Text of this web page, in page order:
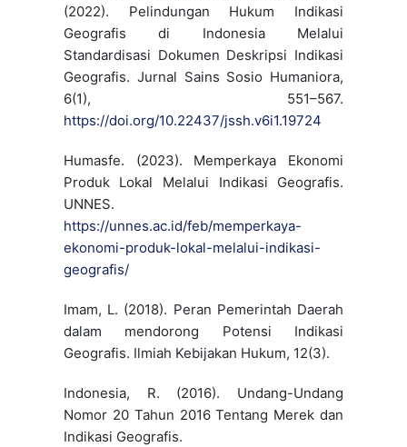
(2022). Pelindungan Hukum Indikasi
Geografis di Indonesia Melalui
Standardisasi Dokumen Deskripsi Indikasi
Geografis. Jurnal Sains Sosio Humaniora,
6(1), 551–567.
https://doi.org/10.22437/jssh.v6i1.19724
Humasfe. (2023). Memperkaya Ekonomi
Produk Lokal Melalui Indikasi Geografis.
UNNES.
https://unnes.ac.id/feb/memperkaya-
ekonomi-produk-lokal-melalui-indikasi-
geografis/
Imam, L. (2018). Peran Pemerintah Daerah
dalam mendorong Potensi Indikasi
Geografis. Ilmiah Kebijakan Hukum, 12(3).
Indonesia, R. (2016). Undang-Undang
Nomor 20 Tahun 2016 Tentang Merek dan
Indikasi Geografis.